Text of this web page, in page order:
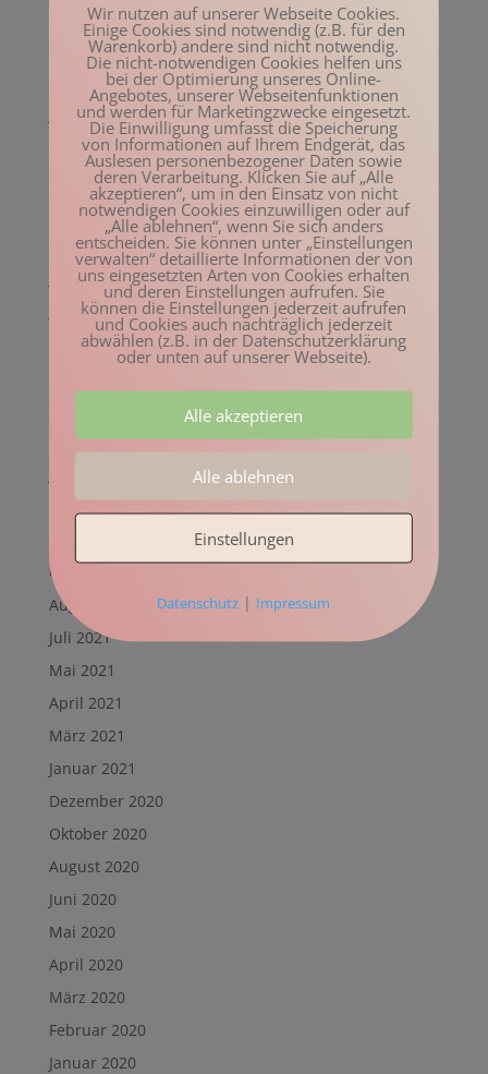
Mai 2023
März 2023
Februar 2023
Januar 2023
Dezember 2022
November 2022
Oktober 2022
August 2022
Juli 2022
Juni 2022
Mai 2022
Februar 2022
Dezember 2021
Oktober 2021
August 2021
Juli 2021
Mai 2021
April 2021
März 2021
Januar 2021
Dezember 2020
Oktober 2020
August 2020
Juni 2020
Mai 2020
April 2020
März 2020
Februar 2020
Januar 2020
Wir nutzen auf unserer Webseite Cookies.
Einige Cookies sind notwendig (z.B. für den
Warenkorb) andere sind nicht notwendig.
Die nicht-notwendigen Cookies helfen uns
bei der Optimierung unseres Online-
Angebotes, unserer Webseitenfunktionen
und werden für Marketingzwecke eingesetzt.
Die Einwilligung umfasst die Speicherung
von Informationen auf Ihrem Endgerät, das
Auslesen personenbezogener Daten sowie
deren Verarbeitung. Klicken Sie auf „Alle
akzeptieren“, um in den Einsatz von nicht
notwendigen Cookies einzuwilligen oder auf
„Alle ablehnen“, wenn Sie sich anders
entscheiden. Sie können unter „Einstellungen
verwalten“ detaillierte Informationen der von
uns eingesetzten Arten von Cookies erhalten
und deren Einstellungen aufrufen. Sie
können die Einstellungen jederzeit aufrufen
und Cookies auch nachträglich jederzeit
abwählen (z.B. in der Datenschutzerklärung
oder unten auf unserer Webseite).
Alle akzeptieren
Alle ablehnen
Einstellungen
Datenschutz | Impressum